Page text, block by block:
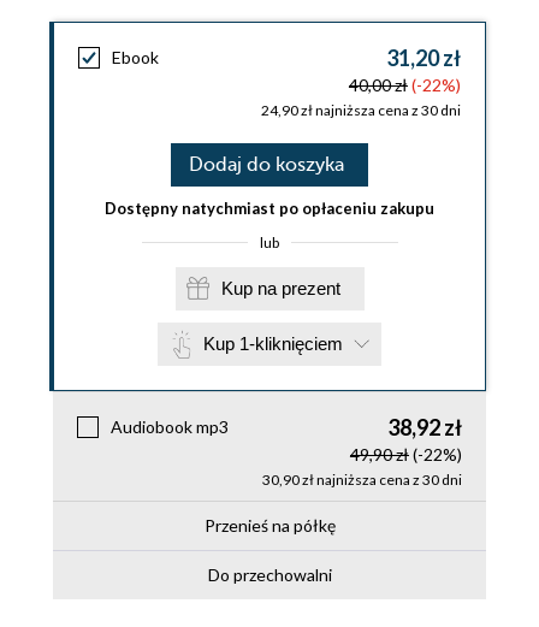
Ebook 31,20 zł
40,00 zł(-22%)
24,90 zł najniższa cena z 30 dni
Dodaj do koszyka
Dostępny natychmiast po opłaceniu zakupu
lub
Kup na prezent
Kup 1-kliknięciem
Audiobook mp3 38,92 zł
49,90 zł(-22%)
30,90 zł najniższa cena z 30 dni
Przenieś na półkę
Do przechowalni